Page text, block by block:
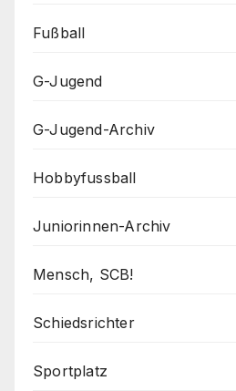
Fußball
G-Jugend
G-Jugend-Archiv
Hobbyfussball
Juniorinnen-Archiv
Mensch, SCB!
Schiedsrichter
Sportplatz